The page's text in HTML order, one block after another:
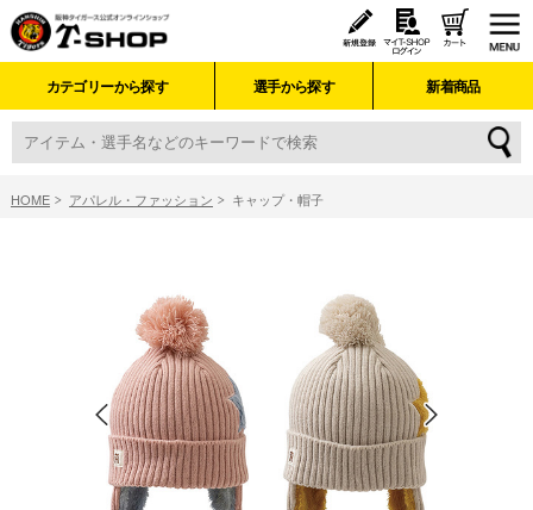
カテゴリーから探す 選手から探す 新着商品
HOME アパレル・ファッション キャップ・帽子